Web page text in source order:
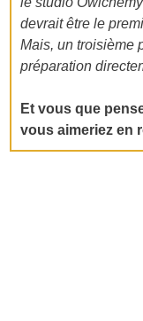
devrait être le
Mais, un troisième
préparation
Et vous que
vous aimeriez en